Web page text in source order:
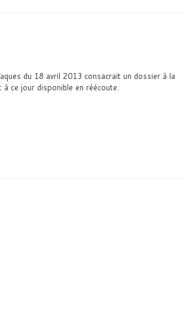
du 18 avril 2013 consacrait un dossier à la
ce jour disponible en réécoute.